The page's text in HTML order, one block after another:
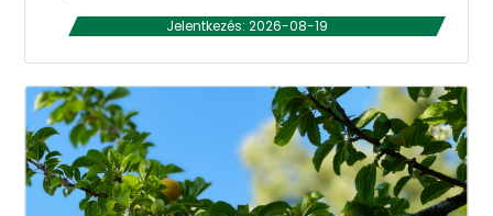
Jelentkezés: 2026-08-19